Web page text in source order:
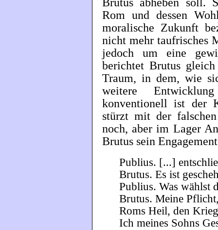
Rom und dessen
moralische Zukunft
nicht mehr taufrisches
jedoch um eine
berichtet Brutus
Traum, in dem, wie
weitere
konventionell ist der
stürzt mit der
noch, aber im Lager
Brutus sein
Publius. [...]
Brutus. Es ist
Publius. Was wählst
Brutus. Meine
Roms Heil, den
Ich meines Sohns